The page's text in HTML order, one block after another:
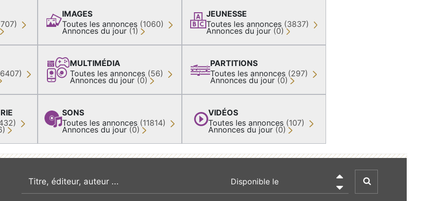
IMAGES
Toutes les annonces (1060)
Annonces du jour (1)
MULTIMÉDIA
Toutes les annonces (56)
Annonces du jour (0)
SONS
Toutes les annonces (11814)
Annonces du jour (0)
JEUNESSE
Toutes les annonces (3837)
Annonces du jour (0)
PARTITIONS
Toutes les annonces (297)
Annonces du jour (0)
VIDÉOS
Toutes les annonces (107)
Annonces du jour (0)
recherche par mot clé
